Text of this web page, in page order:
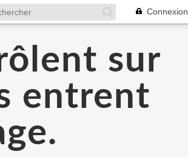
Connexion
sur
entrent